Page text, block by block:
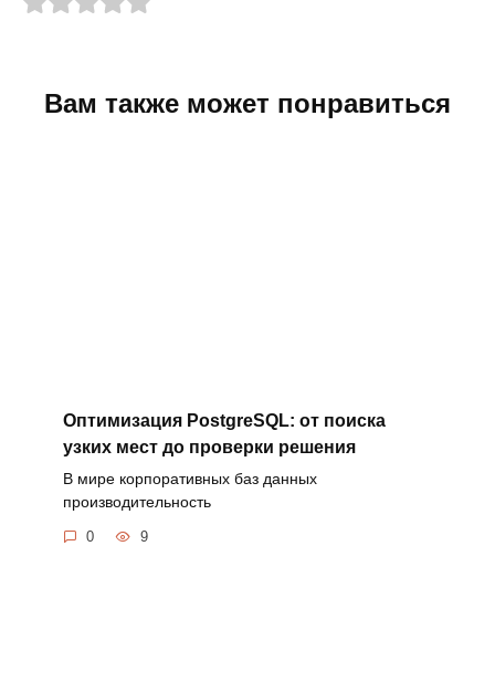
Вам также может понравиться
Оптимизация PostgreSQL: от поиска
узких мест до проверки решения
В мире корпоративных баз данных
производительность
0 9